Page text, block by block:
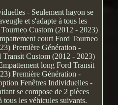
- Seulement hayon se
et s'adapte à tous les
Custom (2012 - 2023)
court Ford Tourneo
Première Génération -
Transit Custom (2012 - 2023)
long Ford Transit
Première Génération -
Fenêtres Individuelles -
se compose de 2 pièces
tous les véhicules suivants.